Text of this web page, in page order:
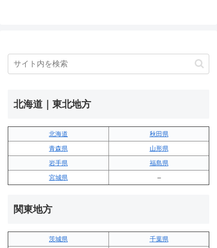
北海道｜東北地方
北海道
秋田県
青森県
山形県
岩手県
福島県
宮城県
–
関東地方
茨城県
千葉県